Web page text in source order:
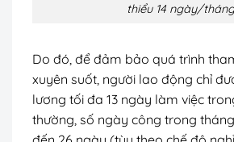
thiểu 14 ngày/tháng
Do đó, để đảm bảo quá trình
xuyên suốt, người lao động chỉ
lương tối đa 13 ngày làm việc
thường, số ngày công trong